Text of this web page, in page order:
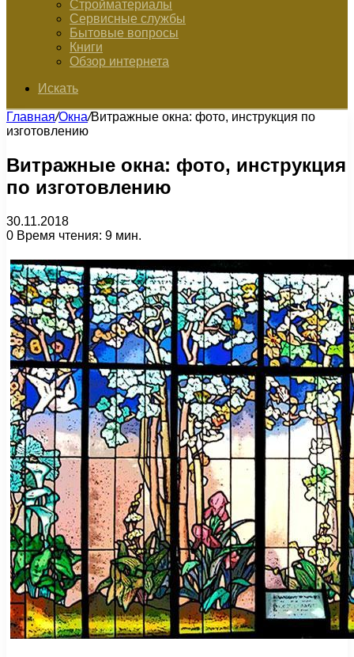
Стройматериалы
Сервисные службы
Бытовые вопросы
Книги
Обзор интернета
Искать
Главная/Окна/Витражные окна: фото, инструкция по
изготовлению
Витражные окна: фото, инструкция
по изготовлению
30.11.2018
0 Время чтения: 9 мин.